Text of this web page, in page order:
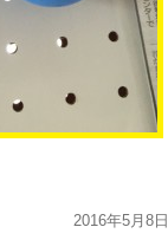
2016年5月8日